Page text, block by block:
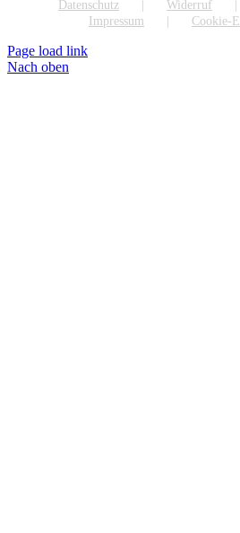
Datenschutz
Widerruf
Impressum
Cookie-
Page load link
Nach oben